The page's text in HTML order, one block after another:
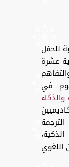
للحفل
عشرة
في
والذكاء
اللغوي